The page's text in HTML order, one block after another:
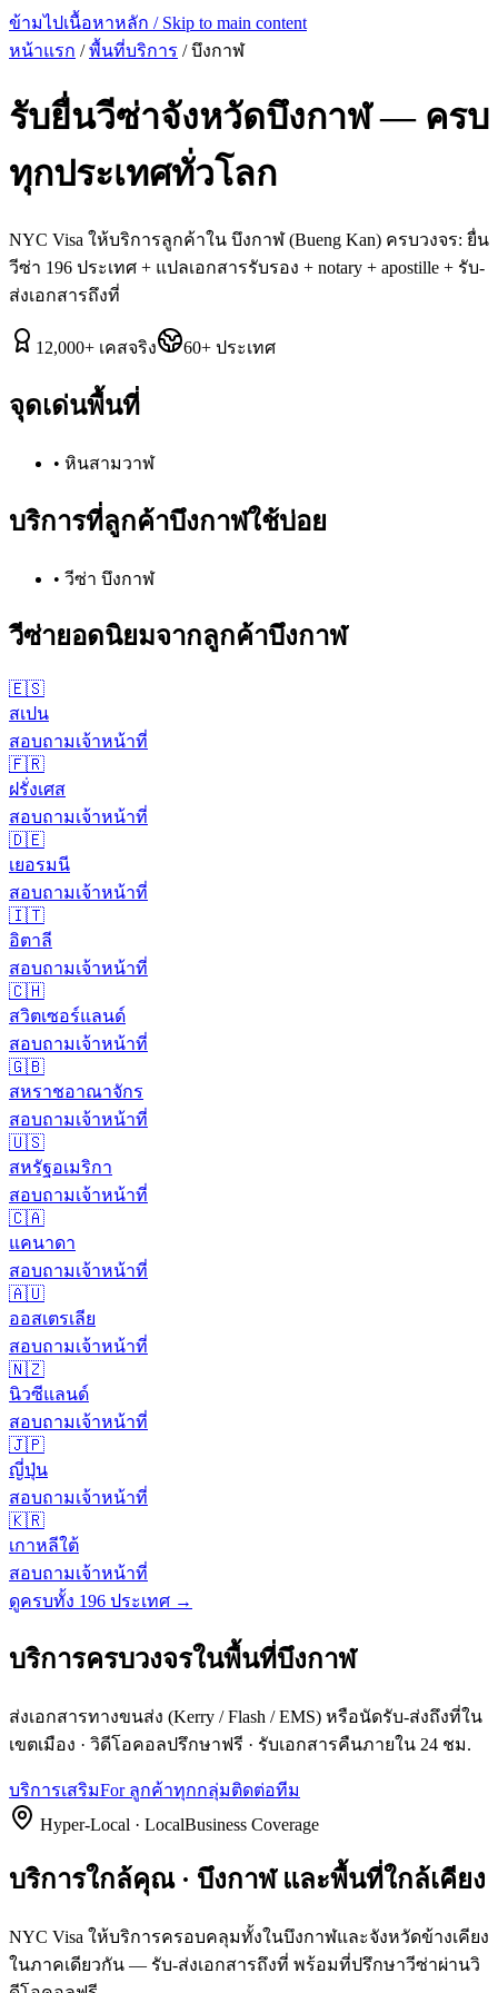
ข้ามไปเนื้อหาหลัก / Skip to main content
หน้าแรก / พื้นที่บริการ /บึงกาฬ
รับยื่นวีซ่าจังหวัดบึงกาฬ— ครบ
ทุกประเทศทั่วโลก
NYC Visa ให้บริการลูกค้าใน บึงกาฬ(Bueng Kan) ครบวงจร: ยื่น
วีซ่า 196 ประเทศ + แปลเอกสารรับรอง + notary + apostille + รับ-
ส่งเอกสารถึงที่
12,000+ เคสจริง 60+ ประเทศ
จุดเด่นพื้นที่
• หินสามวาฬ
บริการที่ลูกค้าบึงกาฬใช้บ่อย
• วีซ่า บึงกาฬ
วีซ่ายอดนิยมจากลูกค้าบึงกาฬ
🇪🇸
สเปน
สอบถามเจ้าหน้าที่
🇫🇷
ฝรั่งเศส
สอบถามเจ้าหน้าที่
🇩🇪
เยอรมนี
สอบถามเจ้าหน้าที่
🇮🇹
อิตาลี
สอบถามเจ้าหน้าที่
🇨🇭
สวิตเซอร์แลนด์
สอบถามเจ้าหน้าที่
🇬🇧
สหราชอาณาจักร
สอบถามเจ้าหน้าที่
🇺🇸
สหรัฐอเมริกา
สอบถามเจ้าหน้าที่
🇨🇦
แคนาดา
สอบถามเจ้าหน้าที่
🇦🇺
ออสเตรเลีย
สอบถามเจ้าหน้าที่
🇳🇿
นิวซีแลนด์
สอบถามเจ้าหน้าที่
🇯🇵
ญี่ปุ่น
สอบถามเจ้าหน้าที่
🇰🇷
เกาหลีใต้
สอบถามเจ้าหน้าที่
ดูครบทั้ง 196 ประเทศ →
บริการครบวงจรในพื้นที่บึงกาฬ
ส่งเอกสารทางขนส่ง (Kerry / Flash / EMS) หรือนัดรับ-ส่งถึงที่ใน
เขตเมือง · วิดีโอคอลปรึกษาฟรี · รับเอกสารคืนภายใน 24 ชม.
บริการเสริมFor ลูกค้าทุกกลุ่มติดต่อทีม
Hyper-Local · LocalBusiness Coverage
บริการใกล้คุณ · บึงกาฬ และพื้นที่ใกล้เคียง
NYC Visa ให้บริการครอบคลุมทั้งในบึงกาฬและจังหวัดข้างเคียง
ในภาคเดียวกัน — รับ-ส่งเอกสารถึงที่ พร้อมที่ปรึกษาวีซ่าผ่านวิ